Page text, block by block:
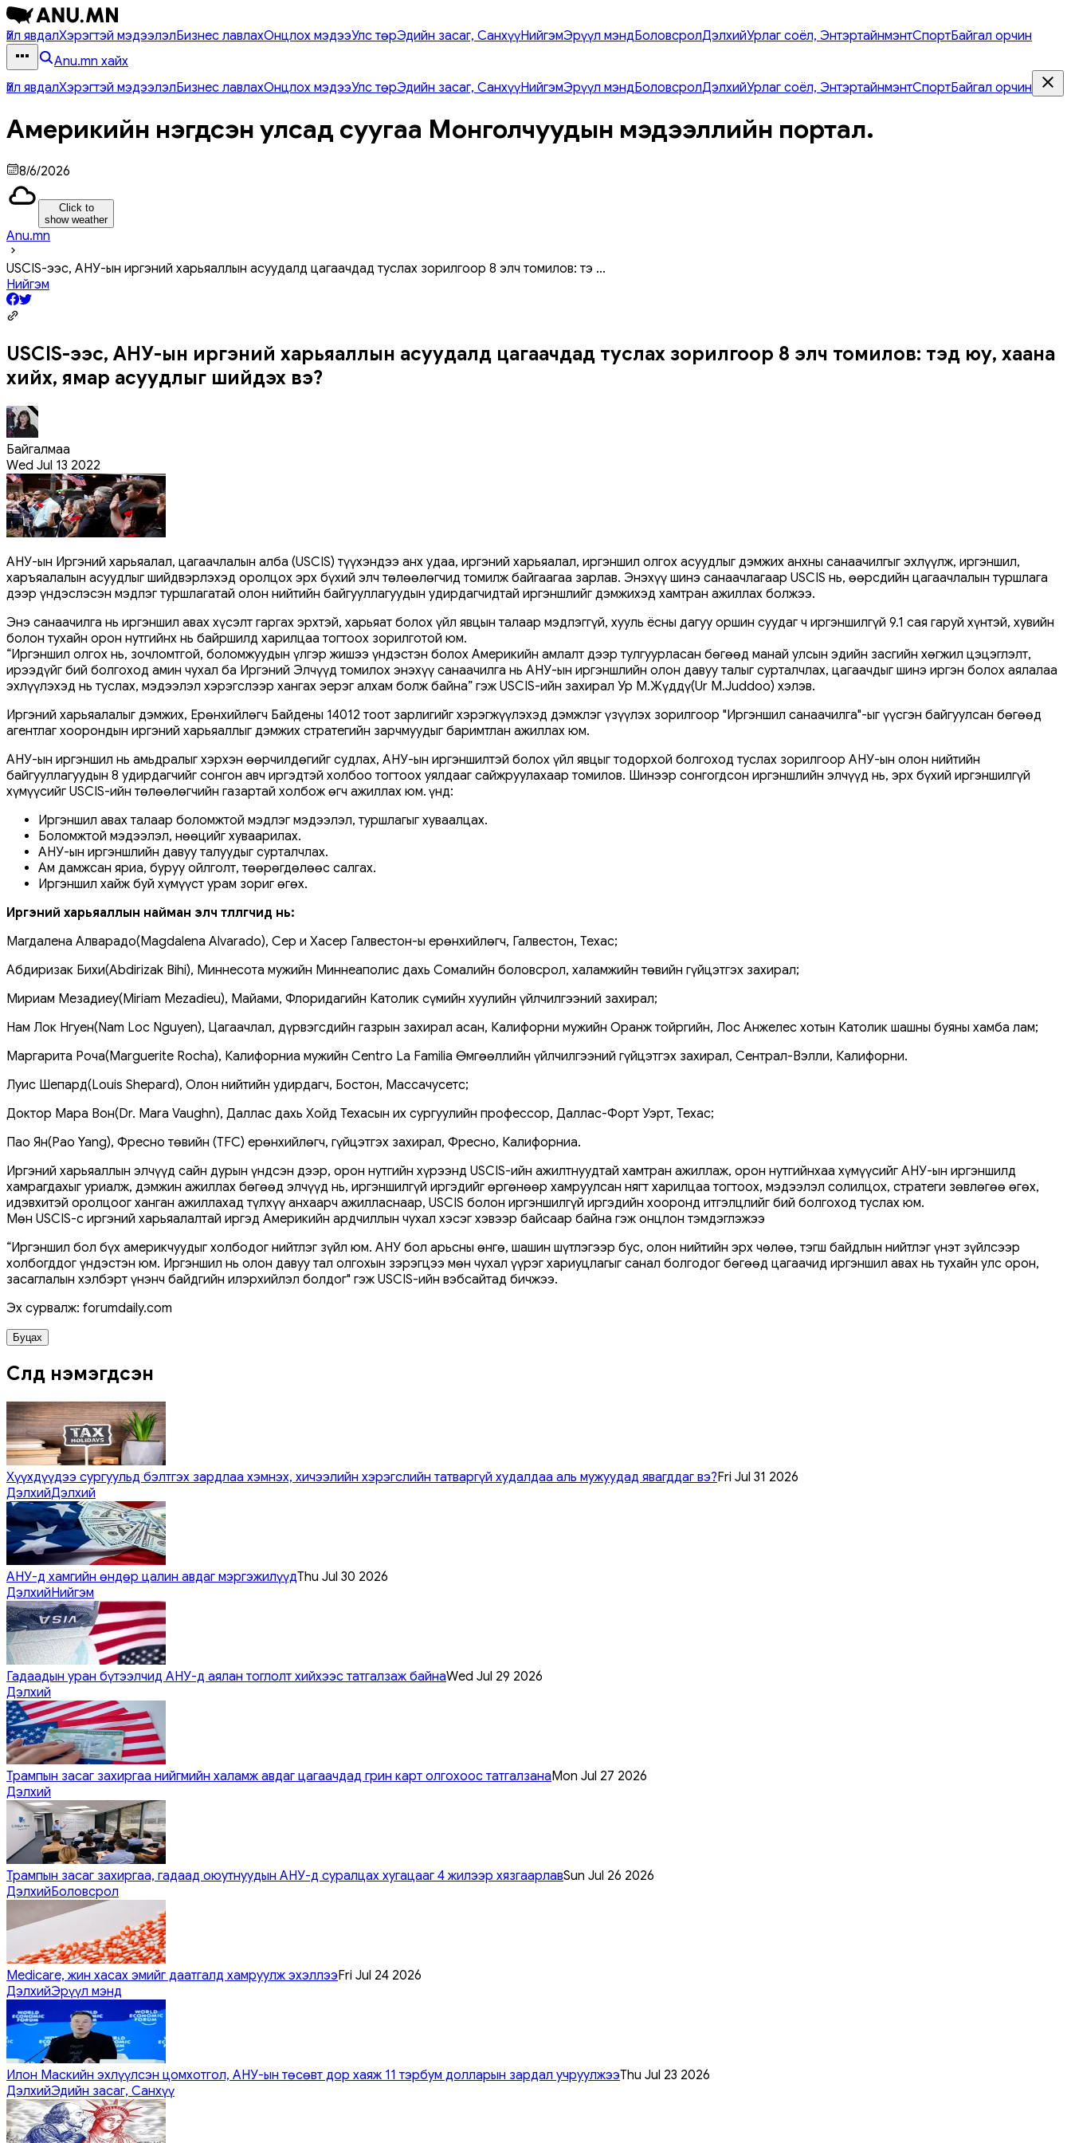
Үйл явдалХэрэгтэй мэдээлэлБизнес лавлахОнцлох мэдээУлс төрЭдийн засаг, СанхүүНийгэмЭрүүл мэндБоловсролДэлхийУрлаг соёл, ЭнтэртайнмэнтСпортБайгал орчин
Anu.mn хайх
Үйл явдалХэрэгтэй мэдээлэлБизнес лавлахОнцлох мэдээУлс төрЭдийн засаг, СанхүүНийгэмЭрүүл мэндБоловсролДэлхийУрлаг соёл, ЭнтэртайнмэнтСпортБайгал орчин
Америкийн нэгдсэн улсад суугаа Монголчуудын мэдээллийн портал.
8/6/2026
Click to
show weather
Anu.mn
USCIS-ээс, АНУ-ын иргэний харьяаллын асуудалд цагаачдад туслах зорилгоор 8 элч томилов: тэ ...
Нийгэм
USCIS-ээс, АНУ-ын иргэний харьяаллын асуудалд цагаачдад туслах зорилгоор 8 элч томилов: тэд юу, хаана
хийх, ямар асуудлыг шийдэх вэ?
Байгалмаа
Wed Jul 13 2022
АНУ-ын Иргэний харьяалал, цагаачлалын алба (USCIS) түүхэндээ анх удаа, иргэний харьяалал, иргэншил олгох асуудлыг дэмжих анхны санаачилгыг эхлүүлж, иргэншил,
харъяалалын асуудлыг шийдвэрлэхэд оролцох эрх бүхий элч төлөөлөгчид томилж байгаагаа зарлав. Энэхүү шинэ санаачлагаар USCIS нь, өөрсдийн цагаачлалын туршлага
дээр үндэслэсэн мэдлэг туршлагатай олон нийтийн байгууллагуудын удирдагчидтай иргэншлийг дэмжихэд хамтран ажиллах болжээ.
Энэ санаачилга нь иргэншил авах хүсэлт гаргах эрхтэй, харьяат болох үйл явцын талаар мэдлэггүй, хууль ёсны дагуу оршин суудаг ч иргэншилгүй 9.1 сая гаруй хүнтэй, хувийн
болон тухайн орон нутгийнх нь байршилд харилцаа тогтоох зорилготой юм.
“Иргэншил олгох нь, зочломтгой, боломжуудын үлгэр жишээ үндэстэн болох Америкийн амлалт дээр тулгуурласан бөгөөд манай улсын эдийн засгийн хөгжил цэцэглэлт,
ирээдүйг бий болгоход амин чухал ба Иргэний Элчүүд томилох энэхүү санаачилга нь АНУ-ын иргэншлийн олон давуу талыг сурталчлах, цагаачдыг шинэ иргэн болох аялалаа
эхлүүлэхэд нь туслах, мэдээлэл хэрэгслээр хангах эерэг алхам болж байна” гэж USCIS-ийн захирал Ур М.Жүддү(Ur M.Juddoo) хэлэв.
Иргэний харьяалалыг дэмжих, Ерөнхийлөгч Байдены 14012 тоот зарлигийг хэрэгжүүлэхэд дэмжлэг үзүүлэх зорилгоор "Иргэншил санаачилга"-ыг үүсгэн байгуулсан бөгөөд
агентлаг хоорондын иргэний харьяаллыг дэмжих стратегийн зарчмуудыг баримтлан ажиллах юм.
АНУ-ын иргэншил нь амьдралыг хэрхэн өөрчилдөгийг судлах, АНУ-ын иргэншилтэй болох үйл явцыг тодорхой болгоход туслах зорилгоор АНУ-ын олон нийтийн
байгууллагуудын 8 удирдагчийг сонгон авч иргэдтэй холбоо тогтоох уялдааг сайжруулахаар томилов. Шинээр сонгогдсон иргэншлийн элчүүд нь, эрх бүхий иргэншилгүй
хүмүүсийг USCIS-ийн төлөөлөгчийн газартай холбож өгч ажиллах юм. Үүнд:
Иргэншил авах талаар боломжтой мэдлэг мэдээлэл, туршлагыг хуваалцах.
Боломжтой мэдээлэл, нөөцийг хуваарилах.
АНУ-ын иргэншлийн давуу талуудыг сурталчлах.
Ам дамжсан яриа, буруу ойлголт, төөрөгдөлөөс салгах.
Иргэншил хайж буй хүмүүст урам зориг өгөх.
Иргэний харьяаллын найман элч төлөөлөгчид нь:
Магдалена Алварадо(Magdalena Alvarado), Сер и Хасер Галвестон-ы ерөнхийлөгч, Галвестон, Техас;
Абдиризак Бихи(Abdirizak Bihi), Миннесота мужийн Миннеаполис дахь Сомалийн боловсрол, халамжийн төвийн гүйцэтгэх захирал;
Мириам Мезадиеу(Miriam Mezadieu), Майами, Флоридагийн Католик сүмийн хуулийн үйлчилгээний захирал;
Нам Лок Нгуен(Nam Loc Nguyen), Цагаачлал, дүрвэгсдийн газрын захирал асан, Калифорни мужийн Оранж тойргийн, Лос Анжелес хотын Католик шашны буяны хамба лам;
Маргарита Роча(Marguerite Rocha), Калифорниа мужийн Centro La Familia Өмгөөллийн үйлчилгээний гүйцэтгэх захирал, Сентрал-Вэлли, Калифорни.
Луис Шепард(Louis Shepard), Олон нийтийн удирдагч, Бостон, Массачусетс;
Доктор Мара Вон(Dr. Mara Vaughn), Даллас дахь Хойд Техасын их сургуулийн профессор, Даллас-Форт Уэрт, Техас;
Пао Ян(Pao Yang), Фресно төвийн (TFC) ерөнхийлөгч, гүйцэтгэх захирал, Фресно, Калифорниа.
Иргэний харьяаллын элчүүд сайн дурын үндсэн дээр, орон нутгийн хүрээнд USCIS-ийн ажилтнуудтай хамтран ажиллаж, орон нутгийнхаа хүмүүсийг АНУ-ын иргэншилд
хамрагдахыг уриалж, дэмжин ажиллах бөгөөд элчүүд нь, иргэншилгүй иргэдийг өргөнөөр хамруулсан нягт харилцаа тогтоох, мэдээлэл солилцох, стратеги зөвлөгөө өгөх,
идэвхитэй оролцоог ханган ажиллахад түлхүү анхаарч ажилласнаар, USCIS болон иргэншилгүй иргэдийн хооронд итгэлцлийг бий болгоход туслах юм.
Мөн USCIS-с иргэний харьяалалтай иргэд Америкийн ардчиллын чухал хэсэг хэвээр байсаар байна гэж онцлон тэмдэглэжээ
“Иргэншил бол бүх америкчуудыг холбодог нийтлэг зүйл юм. АНУ бол арьсны өнгө, шашин шүтлэгээр бус, олон нийтийн эрх чөлөө, тэгш байдлын нийтлэг үнэт зүйлсээр
холбогддог үндэстэн юм. Иргэншил нь олон давуу тал олгохын зэрэгцээ мөн чухал үүрэг хариуцлагыг санал болгодог бөгөөд цагаачид иргэншил авах нь тухайн улс орон,
засаглалын хэлбэрт үнэнч байдгийн илэрхийлэл болдог" гэж USCIS-ийн вэбсайтад бичжээ.
Эх сурвалж: forumdaily.com
Буцах
Сүүлд нэмэгдсэн
Хүүхдүүдээ сургуульд бэлтгэх зардлаа хэмнэх, хичээлийн хэрэгслийн татваргүй худалдаа аль мужуудад явагддаг вэ?Fri Jul 31 2026
ДэлхийДэлхий
АНУ-д хамгийн өндөр цалин авдаг мэргэжилүүдThu Jul 30 2026
ДэлхийНийгэм
Гадаадын уран бүтээлчид АНУ-д аялан тоглолт хийхээс татгалзаж байнаWed Jul 29 2026
Дэлхий
Трампын засаг захиргаа нийгмийн халамж авдаг цагаачдад грин карт олгохоос татгалзанаMon Jul 27 2026
Дэлхий
Трампын засаг захиргаа, гадаад оюутнуудын АНУ-д суралцах хугацааг 4 жилээр хязгаарлавSun Jul 26 2026
ДэлхийБоловсрол
Medicare, жин хасах эмийг даатгалд хамруулж эхэллээFri Jul 24 2026
ДэлхийЭрүүл мэнд
Илон Маскийн эхлүүлсэн цомхотгол, АНУ-ын төсөвт дор хаяж 11 тэрбум долларын зардал учруулжээThu Jul 23 2026
ДэлхийЭдийн засаг, Санхүү